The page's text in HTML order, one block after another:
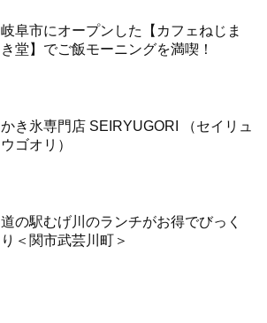
岐阜市にオープンした【カフェねじま
き堂】でご飯モーニングを満喫！
かき氷専門店 SEIRYUGORI （セイリュ
ウゴオリ）
道の駅むげ川のランチがお得でびっく
り＜関市武芸川町＞